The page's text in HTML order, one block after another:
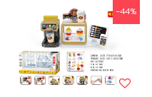
-44%